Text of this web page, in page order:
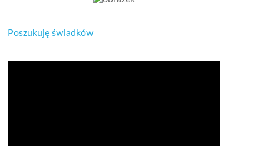
Poszukuję świadków